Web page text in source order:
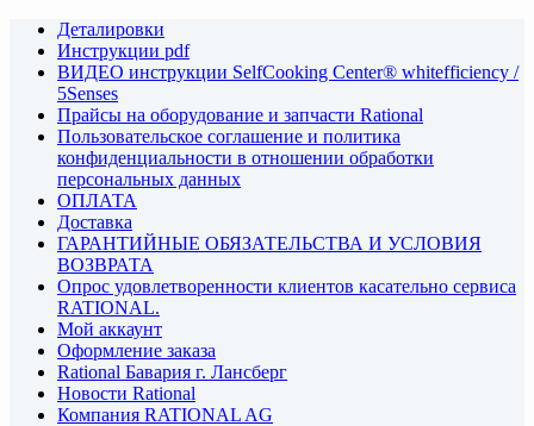
Деталировки
Инструкции pdf
ВИДЕО инструкции SelfCooking Center® whitefficiency /
5Senses
Прайсы на оборудование и запчасти Rational
Пользовательское соглашение и политика
конфиденциальности в отношении обработки
персональных данных
ОПЛАТА
Доставка
ГАРАНТИЙНЫЕ ОБЯЗАТЕЛЬСТВА И УСЛОВИЯ
ВОЗВРАТА
Опрос удовлетворенности клиентов касательно сервиса
RATIONAL.
Мой аккаунт
Оформление заказа
Rational Бавария г. Лансберг
Новости Rational
Компания RATIONAL AG